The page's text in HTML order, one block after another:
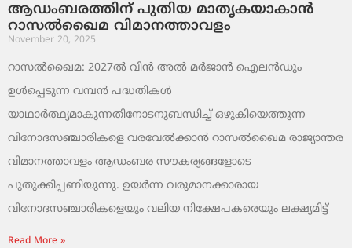
ആഡംബരത്തിന് പുതിയ മാതൃകയാകാൻ
റാസൽഖൈമ വിമാനത്താവളം
November 20, 2025
റാസൽഖൈമ: 2027ൽ വിൻ അൽ മർജാൻ ഐലൻഡും
ഉൾപ്പെടുന്ന വമ്പൻ പദ്ധതികൾ
യാഥാർത്ഥ്യമാകുന്നതിനോടനുബന്ധിച്ച് ഒഴുകിയെത്തുന്ന
വിനോദസഞ്ചാരികളെ വരവേൽക്കാൻ റാസൽഖൈമ രാജ്യാന്തര
വിമാനത്താവളം ആഡംബര സൗകര്യങ്ങളോടെ
പുതുക്കിപ്പണിയുന്നു. ഉയർന്ന വരുമാനക്കാരായ
വിനോദസഞ്ചാരികളെയും വലിയ നിക്ഷേപകരെയും ലക്ഷ്യമിട്ട്
Read More »